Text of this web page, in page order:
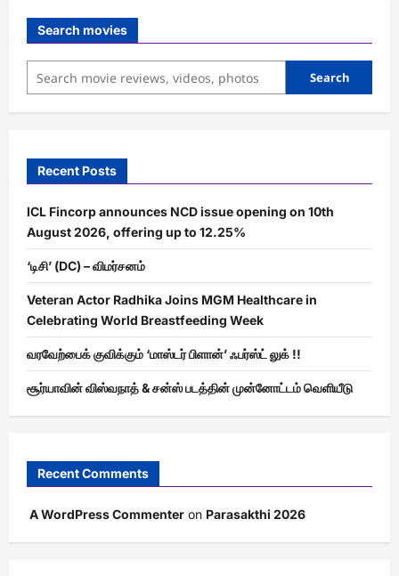
Search movies
Search
Recent Posts
ICL Fincorp announces NCD issue opening on 10th
August 2026, offering up to 12.25%
‘டிசி’ (DC) – விமர்சனம்
Veteran Actor Radhika Joins MGM Healthcare in
Celebrating World Breastfeeding Week
வரவேற்பைக் குவிக்கும் ‘மாஸ்டர் பிளான்’ ஃபர்ஸ்ட் லுக் !!
சூர்யாவின் விஸ்வநாத் & சன்ஸ் படத்தின் முன்னோட்டம் வெளியீடு
Recent Comments
A WordPress Commenter on Parasakthi 2026